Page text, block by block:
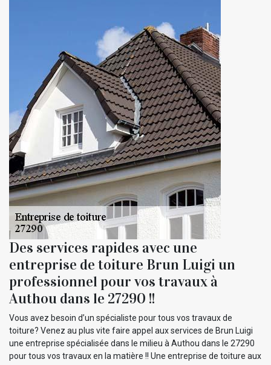
Des services rapides avec une
entreprise de toiture Brun Luigi un
professionnel pour vos travaux à
Authou dans le 27290 !!
Vous avez besoin d’un spécialiste pour tous vos travaux de
toiture? Venez au plus vite faire appel aux services de Brun Luigi
une entreprise spécialisée dans le milieu à Authou dans le 27290
pour tous vos travaux en la matière !! Une entreprise de toiture aux